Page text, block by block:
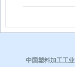
中国塑料加工工